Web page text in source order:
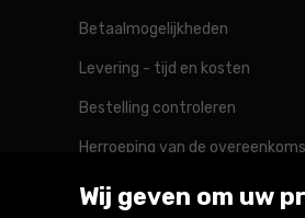
Betaalmogelijkheden
Levering - tijd en kosten
Bestelling controleren
Herroeping van de
Reclamatie
Wij geven om uw